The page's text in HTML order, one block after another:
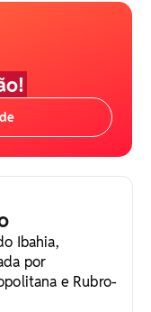
Ibahia,
por
e Rubro-